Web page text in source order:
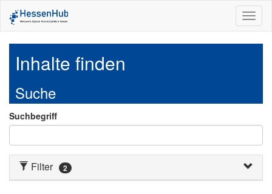
Inhalte finden
Suche
Suchbegriff
Filter 2